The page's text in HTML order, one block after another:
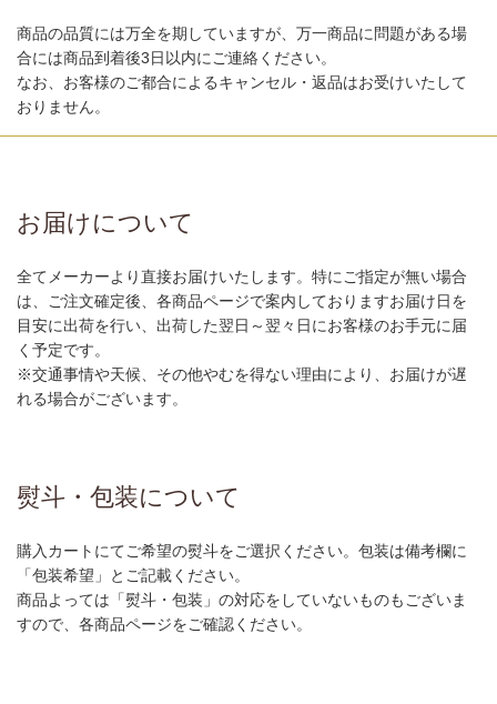
商品の品質には万全を期していますが、万一商品に問題がある場
合には商品到着後3日以内にご連絡ください。
なお、お客様のご都合によるキャンセル・返品はお受けいたして
おりません。
お届けについて
全てメーカーより直接お届けいたします。特にご指定が無い場合
は、ご注文確定後、各商品ページで案内しておりますお届け日を
目安に出荷を行い、出荷した翌日～翌々日にお客様のお手元に届
く予定です。
※交通事情や天候、その他やむを得ない理由により、お届けが遅
れる場合がございます。
熨斗・包装について
購入カートにてご希望の熨斗をご選択ください。包装は備考欄に
「包装希望」とご記載ください。
商品よっては「熨斗・包装」の対応をしていないものもございま
すので、各商品ページをご確認ください。